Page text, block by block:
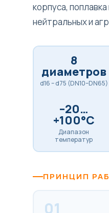
корпуса,
нейтральных и
8
диаметров
d16 – d75 (DN10–DN65)
–20…
+100°C
Диапазон
температур
ПРИНЦИП
01